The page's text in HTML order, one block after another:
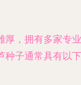
厚，拥有多家专业
种子通常具有以下